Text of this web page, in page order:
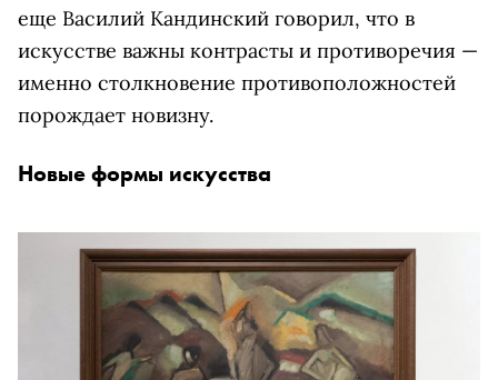
еще Василий Кандинский говорил, что в
искусстве важны контрасты и противоречия —
именно столкновение противоположностей
порождает новизну.
Новые формы искусства